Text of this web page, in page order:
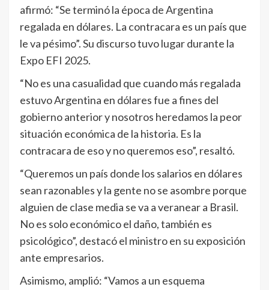
afirmó: “Se terminó la época de Argentina
regalada en dólares. La contracara es un país que
le va pésimo”. Su discurso tuvo lugar durante la
Expo EFI 2025.
“No es una casualidad que cuando más regalada
estuvo Argentina en dólares fue a fines del
gobierno anterior y nosotros heredamos la peor
situación económica de la historia. Es la
contracara de eso y no queremos eso”, resaltó.
“Queremos un país donde los salarios en dólares
sean razonables y la gente no se asombre porque
alguien de clase media se va a veranear a Brasil.
No es solo económico el daño, también es
psicológico”, destacó el ministro en su exposición
ante empresarios.
Asimismo, amplió: “Vamos a un esquema